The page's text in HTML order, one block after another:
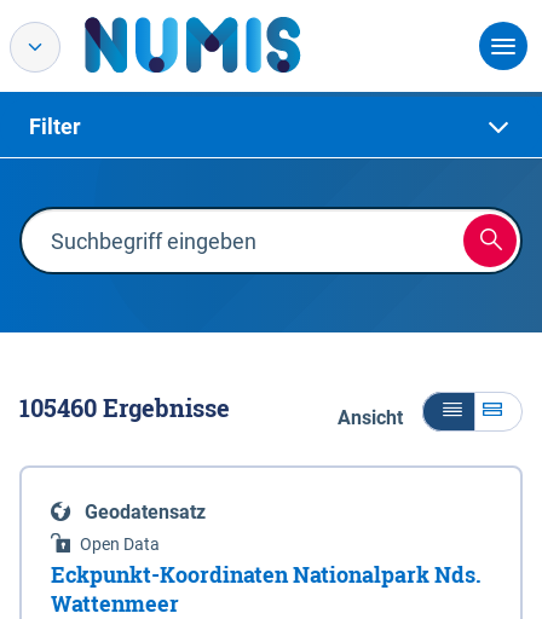
Filter
105460Ergebnisse Ansicht
Geodatensatz
Open Data
Eckpunkt-Koordinaten Nationalpark Nds.
Wattenmeer